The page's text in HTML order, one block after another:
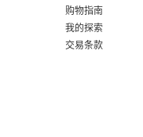
购物指南
我的探索
交易条款